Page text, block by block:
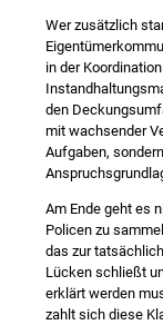
Wer zusätzlich
in der
den
mit wachsender
Aufgaben,
Am Ende geht es
Policen zu
das zur
Lücken schließt
erklärt werden
zahlt sich diese